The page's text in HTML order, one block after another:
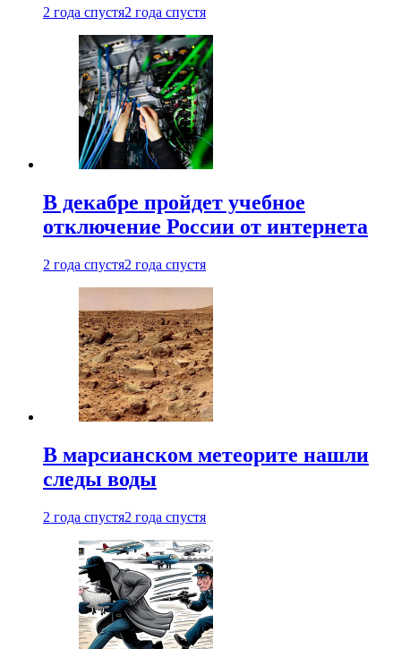
2 года спустя2 года спустя
В декабре пройдет учебное
отключение России от интернета
2 года спустя2 года спустя
В марсианском метеорите нашли
следы воды
2 года спустя2 года спустя